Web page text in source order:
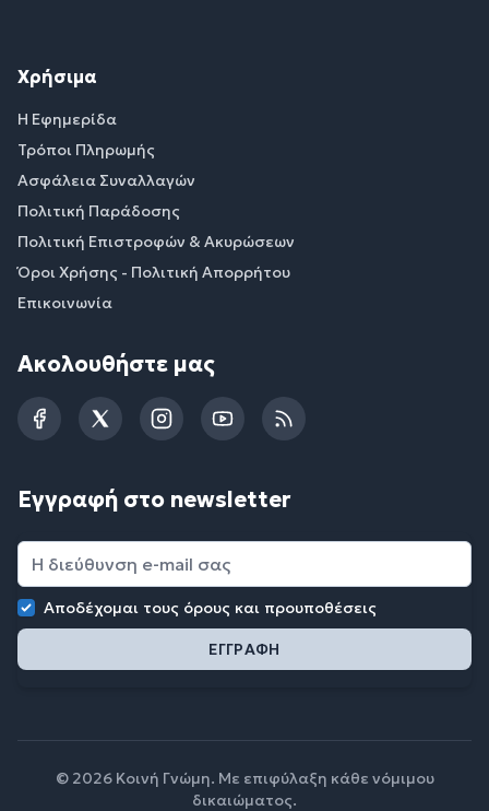
Χρήσιμα
Η Εφημερίδα
Τρόποι Πληρωμής
Ασφάλεια Συναλλαγών
Πολιτική Παράδοσης
Πολιτική Επιστροφών & Ακυρώσεων
Όροι Χρήσης - Πολιτική Απορρήτου
Επικοινωνία
Ακολουθήστε μας
FacebookTwitterInstagramYouTubeRSS
Εγγραφή στο newsletter
Αποδέχομαι τους όρους και προυποθέσεις
© 2026 Κοινή Γνώμη. Με επιφύλαξη κάθε νόμιμου
δικαιώματος.